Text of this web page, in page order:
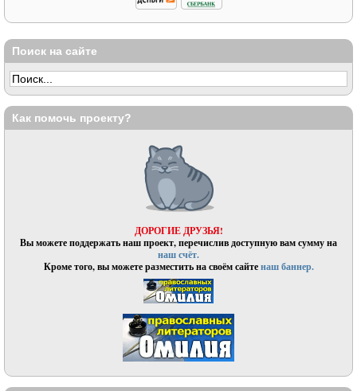
Поиск на сайте
Как помочь проекту?
ДОРОГИЕ ДРУЗЬЯ!
Вы можете поддержать наш проект, перечислив доступную вам сумму на
наш счёт.
Кроме того, вы можете разместить на своём сайтенаш баннер.